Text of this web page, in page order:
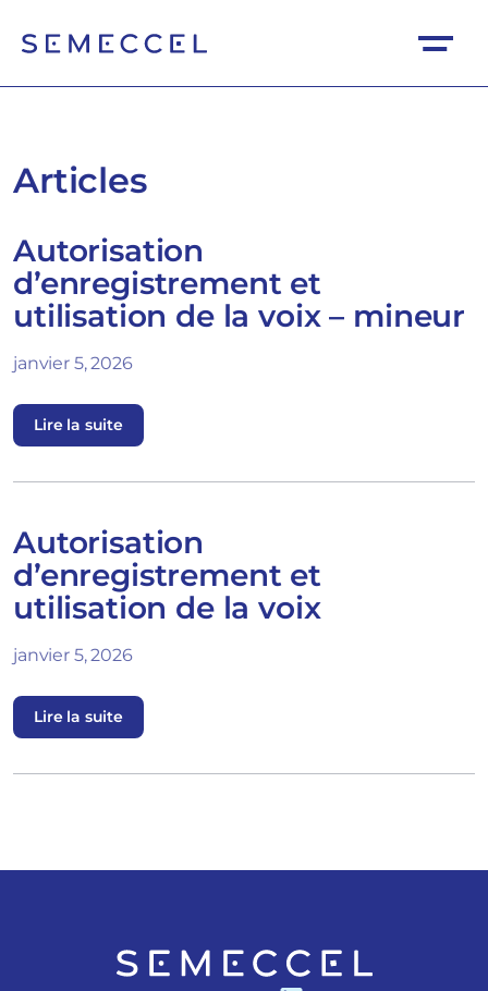
Articles
Autorisation
d’enregistrement et
utilisation de la voix – mineur
janvier 5, 2026
Lire la suite
Autorisation
d’enregistrement et
utilisation de la voix
janvier 5, 2026
Lire la suite